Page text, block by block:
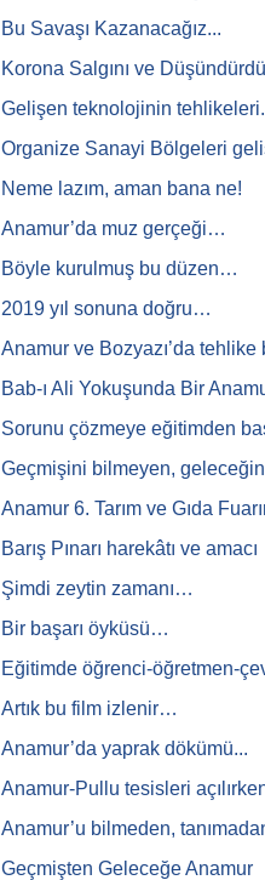
Bu Savaşı Kazanacağız...
Korona Salgını ve
Gelişen teknolojinin
Organize Sanayi Bölgeleri
Neme lazım, aman bana ne!
Anamur’da muz gerçeği…
Böyle kurulmuş bu düzen…
2019 yıl sonuna doğru…
Anamur ve Bozyazı’da
Bab-ı Ali Yokuşunda Bir
Sorunu çözmeye eğitimden
Geçmişini bilmeyen,
Anamur 6. Tarım ve Gıda
Barış Pınarı harekâtı ve
Şimdi zeytin zamanı…
Bir başarı öyküsü…
Eğitimde öğrenci-öğretmen-
Artık bu film izlenir…
Anamur’da yaprak dökümü...
Anamur-Pullu tesisleri
Anamur’u bilmeden,
Geçmişten Geleceğe Anamur